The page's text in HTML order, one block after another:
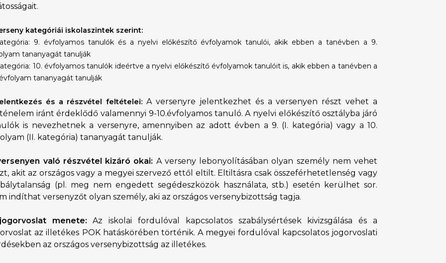
Béri Balogh Ádám
alkotásait
képgaléria
Hatos Ferenc Általános
Iskola és Alapfokú Művészeti
Iskola fiataljainak alkotásait
bemutató képgaléria
kategóriái iskolaszintek szerint:
9. évfolyamos tanulók és a nyelvi előkészítő évfolyamok tanulói, akik ebben a tanévben a 9.
tananyagát tanulják
10. évfolyamos tanulók ideértve a nyelvi előkészítő évfolyamok tanulóit is, akik ebben a tanévben a
tananyagát tanulják
és a részvétel feltételei:A versenyre jelentkezhet és a versenyen részt vehet a
iránt érdeklődő valamennyi 9-10.évfolyamos tanuló. A nyelvi előkészítő osztályba járó
is nevezhetnek a versenyre, amennyiben az adott évben a 9. (I. kategória) vagy a 10.
(II. kategória) tananyagát tanulják.
való részvétel kizáró okai: A verseny lebonyolításában olyan személy nem vehet
akit az országos vagy a megyei szervező ettől eltilt. Eltiltásra csak összeférhetetlenség vagy
(pl. meg nem engedett segédeszközök használata, stb.) esetén kerülhet sor.
indíthat versenyzőt olyan személy, aki az országos versenybizottság tagja.
menete:Az iskolai fordulóval kapcsolatos szabálysértések kivizsgálása és a
az illetékes POK hatáskörében történik. A megyei fordulóval kapcsolatos jogorvoslati
az országos versenybizottság az illetékes.